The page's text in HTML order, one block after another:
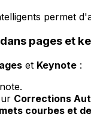
permet
pages et
et Keynote :
Corrections
courbes et